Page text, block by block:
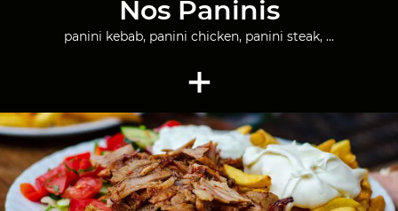
Nos Paninis
panini kebab, panini chicken, panini steak, ...
+